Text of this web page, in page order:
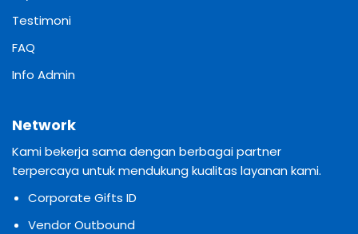
Testimoni
FAQ
Info Admin
Network
Kami bekerja sama dengan berbagai partner
terpercaya untuk mendukung kualitas layanan kami.
Corporate Gifts ID
Vendor Outbound